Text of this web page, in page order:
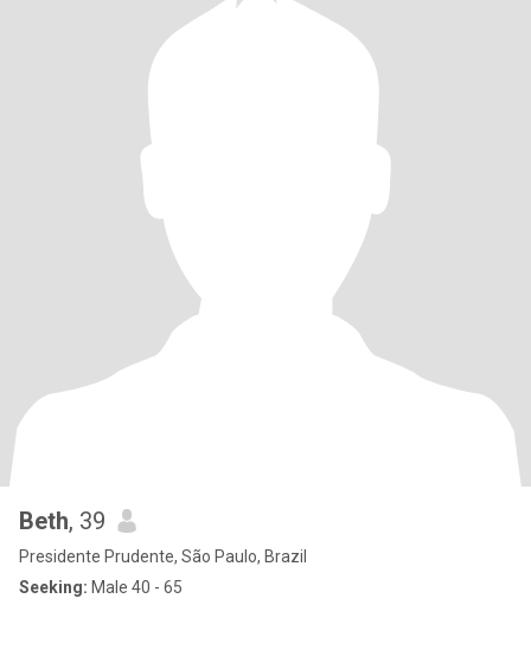
Beth, 39
Presidente Prudente, São Paulo, Brazil
Seeking: Male 40 - 65